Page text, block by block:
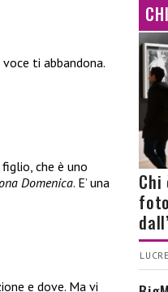
ti abbandona.
che è uno
Domenica. E’ una
e dove. Ma vi
Chi